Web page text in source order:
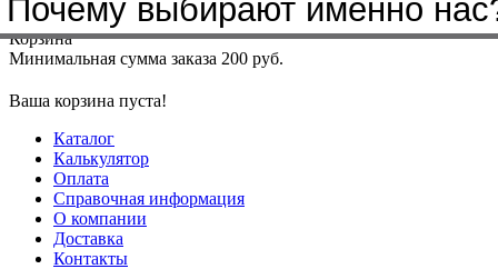
Меню+7(4912)50-37-50sbit@krep62.ru
Корзина
Минимальная сумма заказа 200 руб.
Ваша корзина пуста!
Каталог
Калькулятор
Оплата
Справочная информация
О компании
Доставка
Контакты
Почему выбирают именно